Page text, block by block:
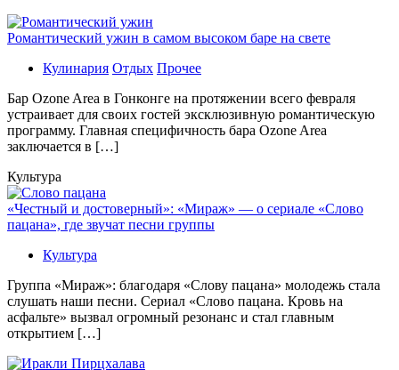
Романтический ужин в самом высоком баре на свете
Кулинария Отдых Прочее
Бaр Ozone Area в Гонконге на протяжении всего февраля
устраивает для своих гостей эксклюзивную романтическую
программу. Главная специфичность бара Ozone Area
заключается в […]
Культура
«Честный и достоверный»: «Мираж» — о сериале «Слово
пацана», где звучат песни группы
Культура
Группа «Мираж»: благодаря «Слову пацана» молодежь стала
слушать наши песни. Сериал «Слово пацана. Кровь на
асфальте» вызвал огромный резонанс и стал главным
открытием […]